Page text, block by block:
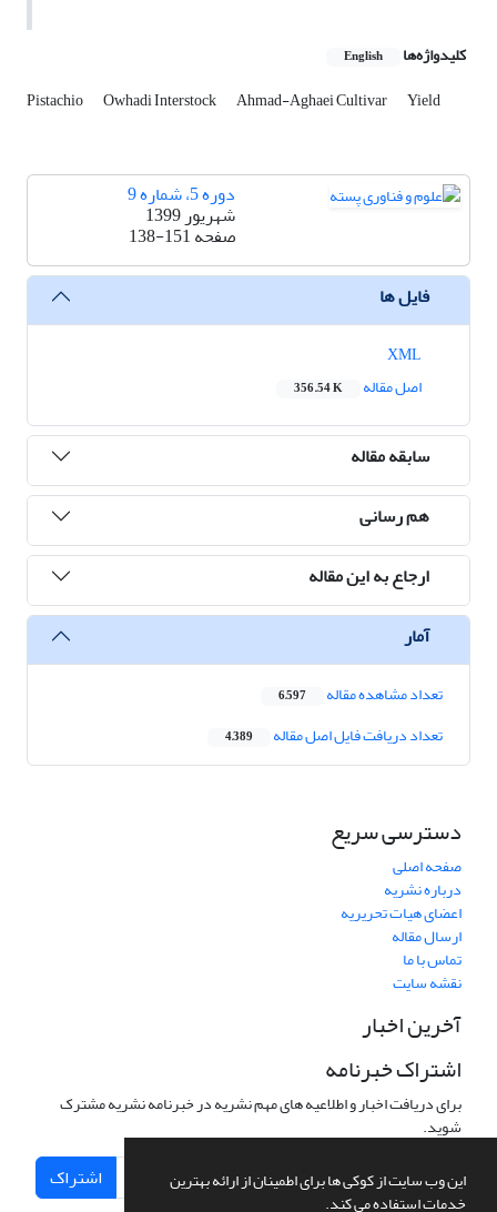
این وب سایت از کوکی ها برای اطمینان از ارائه بهترین
خدمات استفاده می کند.
کلیدواژه‌ها English
Pistachio Owhadi Interstock Ahmad-Aghaei Cultivar Yield
دوره 5، شماره 9
شهریور 1399
صفحه138-151
فایل ها
اصل مقاله
356.54 K
سابقه مقاله
هم رسانی
ارجاع به این مقاله
آمار
تعداد مشاهده مقاله 6,597
تعداد دریافت فایل اصل مقاله 4,389
دسترسی سریع
صفحه اصلی
درباره نشریه
اعضای هیات تحریریه
ارسال مقاله
تماس با ما
نقشه سایت
آخرین اخبار
اشتراک خبرنامه
برای دریافت اخبار و اطلاعیه های مهم نشریه در خبرنامه نشریه مشترک
شوید.
اشتراک